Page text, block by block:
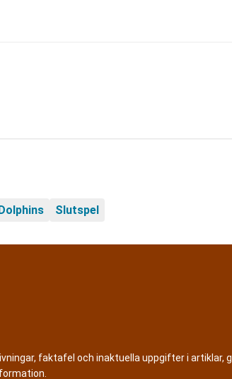
Slutspel
faktafel och inaktuella uppgifter i artiklar,